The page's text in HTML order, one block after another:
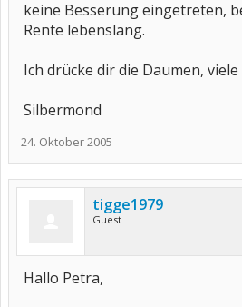
keine Besserung eingetreten,
Rente lebenslang.
Ich drücke dir die Daumen,
Silbermond
24. Oktober 2005
tigge1979
Guest
Hallo Petra,